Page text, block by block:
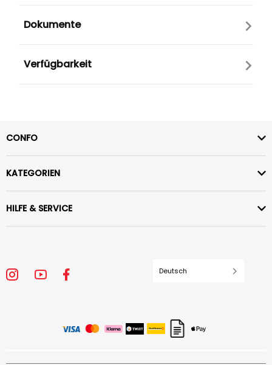
Dokumente
Verfügbarkeit
CONFO
KATEGORIEN
HILFE & SERVICE
Deutsch